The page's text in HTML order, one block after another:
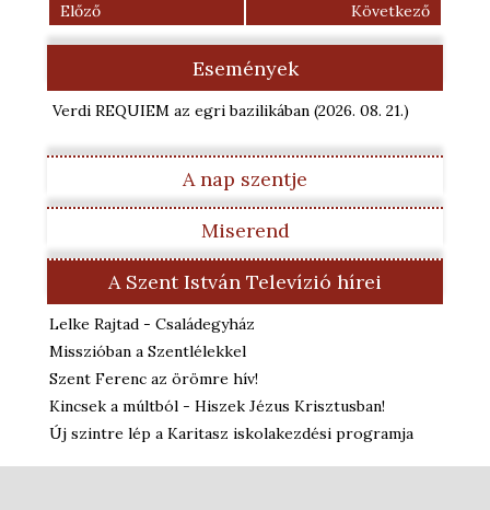
Előző
Következő
Események
Verdi REQUIEM az egri bazilikában (2026. 08. 21.)
A nap szentje
Miserend
A Szent István Televízió hírei
Lelke Rajtad - Családegyház
Misszióban a Szentlélekkel
Szent Ferenc az örömre hív!
Kincsek a múltból - Hiszek Jézus Krisztusban!
Új szintre lép a Karitasz iskolakezdési programja